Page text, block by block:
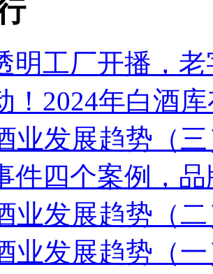
明工厂开播，
！2024年白酒
业发展趋势（
件四个案例，
业发展趋势（
业发展趋势（